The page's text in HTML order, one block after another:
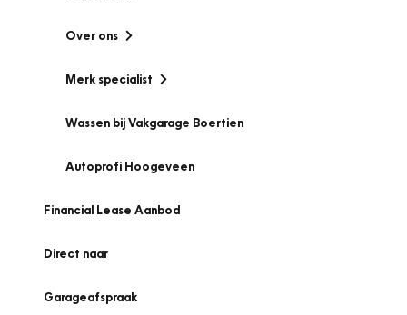
Over ons
Merk specialist
Wassen bij Vakgarage Boertien
Autoprofi Hoogeveen
Financial Lease Aanbod
Direct naar
Garageafspraak